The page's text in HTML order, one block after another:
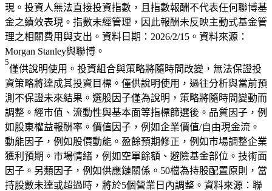
現。投資人無法直接投資指數，且指數報酬不代表任何聯博基
金之績效表現。指數未經管理，因此報酬未反映主動式基金管
理之相關費用與支出。 資料日期：2026/2/15。資料來源：
Morgan Stanley與聯博。
5
僅供說明使用。投資組合與策略將隨時間改變，無法保證投
資策略將達成其投資目標。僅供說明使用，過往分析與當前預
測不保證未來結果。 選股因子僅為說明，策略將隨時間變動而
調整。經市值、流動性與基本面等指標篩選後。品質因子，例
如股東權益報酬率。價值因子，例如企業價值/自由現金流。
動能因子，例如股價動能。盈餘預期修正，例如市場調整企業
獲利預期。市場情緒，例如空單餘額、避險基金部位。技術面
因子。另類因子，例如供應鏈關係。50檔為持股配置原則，當
持股數未達或超過時，將於5個營業日內調整。資料來源：聯